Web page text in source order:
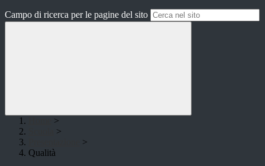
Campo di ricerca per le pagine del sito
>
>
>
Qualità